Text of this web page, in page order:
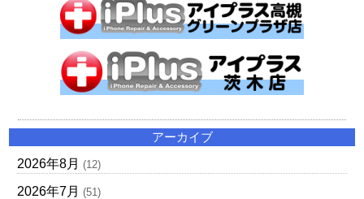
アーカイブ
2026年8月 (12)
2026年7月 (51)